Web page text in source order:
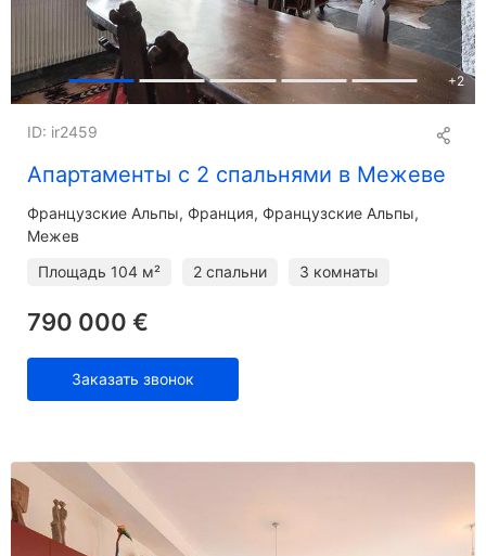
+2
Апартаменты с 2 спальнями в Межеве
ID: ir2459
Французские Альпы Франция, Французские Альпы,
Межев
Площадь 104 м² 2 спальни 3 комнаты
790 000 €
Заказать звонок